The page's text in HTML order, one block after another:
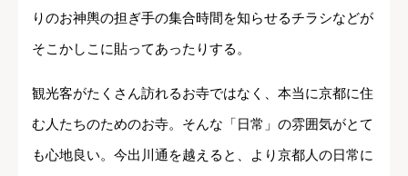
りのお神輿の担ぎ手の集合時間を知らせるチラシなどが
そこかしこに貼ってあったりする。
観光客がたくさん訪れるお寺ではなく、本当に京都に住
む人たちのためのお寺。そんな「日常」の雰囲気がとて
も心地良い。今出川通を越えると、より京都人の日常に